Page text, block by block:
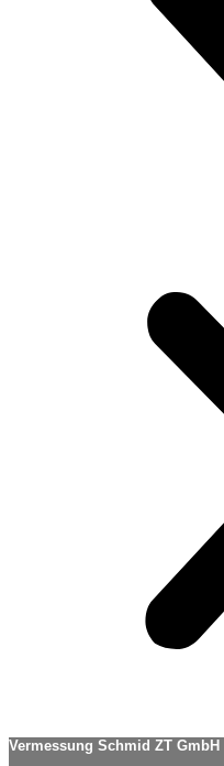
Vermessung Schmid ZT GmbH